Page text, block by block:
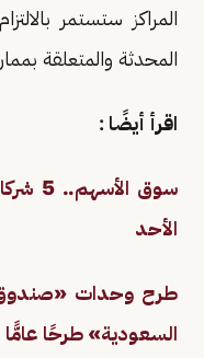
المراكز ستستمر
المحدثة والمتعلقة
اقرأ أيضًا :
سوق
الأحد
طرح وحدات «صندوق
السعودية» طرحًا عامًّا